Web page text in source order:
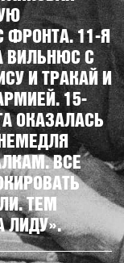
ФРОНТА. 11-Я
ВИЛЬНЮС С
И ТРАКАЙ И
15-
ОКАЗАЛАСЬ
ВСЕ
ТЕМ
ЛИДУ».